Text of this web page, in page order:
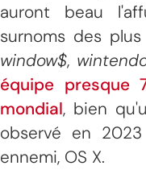
auront beau
surnoms des plus
window$,
équipe presque
mondial, bien
observé en
ennemi, OS X.